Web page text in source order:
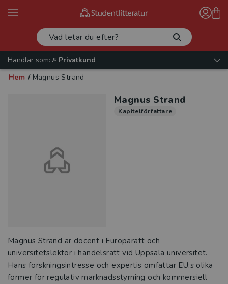
Handlar som:
Privatkund
Hem / Magnus Strand
Magnus Strand
Kapitelförfattare
Magnus Strand är docent i Europarätt och
universitetslektor i handelsrätt vid Uppsala universitet.
Hans forskningsintresse och expertis omfattar EU:s olika
former för regulativ marknadsstyrning och kommersiell